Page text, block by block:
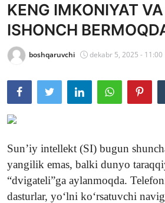
Munosabat
Ilmiy maqolalar
Suhbatlar
Video yangiliklar
Ekspeditsiya
KENG IMKONIYAT
ISHONCH
boshqaruvchi dekabr 5, 2025 - 11:00
Sun’iy intellekt (SI) bugun
yangilik emas, balki dunyo
“dvigateli”ga aylanmoqda.
dasturlar, yo‘lni ko‘rsatuvchi